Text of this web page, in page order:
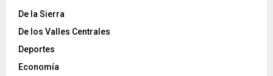
De la Sierra
De los Valles Centrales
Deportes
Economía